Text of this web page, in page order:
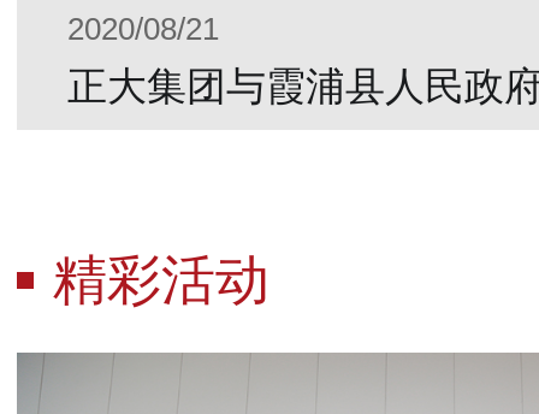
2020/08/21
精彩活动